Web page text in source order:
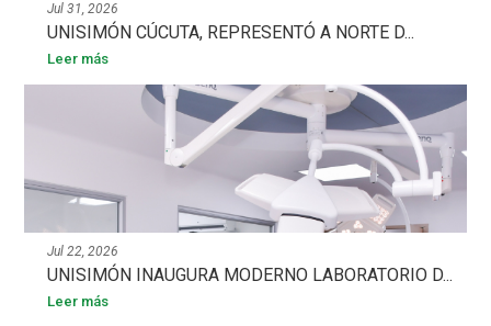
Jul 31, 2026
UNISIMÓN CÚCUTA, REPRESENTÓ A NORTE D...
Leer más
Jul 22, 2026
UNISIMÓN INAUGURA MODERNO LABORATORIO D...
Leer más